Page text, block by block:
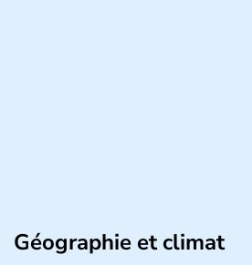
Géographie et climat